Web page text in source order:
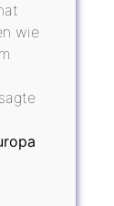
wie